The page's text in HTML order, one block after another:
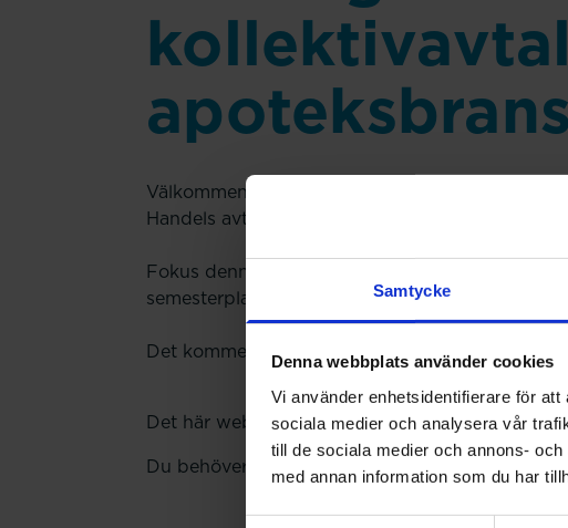
Samtycke
Denna webbplats använder cookies
Vi använder enhetsidentifierare för
sociala medier och analysera vår
till de sociala medier och annons-
med annan information som du har
Välkommen att lyssna på förbundets
Handels avtalsområde och vad som är bra att
Fokus denna gång blir den nya
semesterplaneringen.
Det kommer att finnas möjlighet att ställa frågor
Det här webbinariet sänds vid två tillfällen
Du behöver vara inloggad för att anmäla dig.